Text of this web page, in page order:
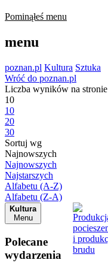
Pominąłeś menu
menu
poznan.pl Kultura Sztuka
Wróć do poznan.pl
Liczba wyników na stronie
10
10
20
30
Sortuj wg
Najnowszych
Najnowszych
Najstarszych
Alfabetu (A-Z)
Alfabetu (Z-A)
Kultura
Menu
Polecane
wydarzenia